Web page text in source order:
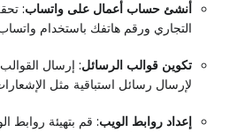
أنشئ حساب أعمال على واتساب:
التجاري ورقم هاتفك باستخدام
تكوين قوالب الرسائل: إرسال القوالب
لإرسال رسائل استباقية مثل
إعداد روابط الويب: قم بتهيئة روابط